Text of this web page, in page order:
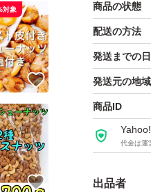
塩付きの
塩味が抜
そのままお
健康的な
★全てご
商品の状態
配送の方法
発送までの
発送元の地域
商品ID
代金は運
出品者
いいね！
対象